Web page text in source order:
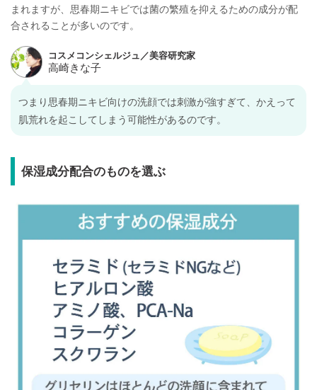
まれますが、思春期ニキビでは菌の繁殖を抑えるための成分が配
合されることが多いのです。
つまり思春期ニキビ向けの洗顔では刺激が強すぎて、かえって
肌荒れを起こしてしまう可能性があるのです。
保湿成分配合のものを選ぶ